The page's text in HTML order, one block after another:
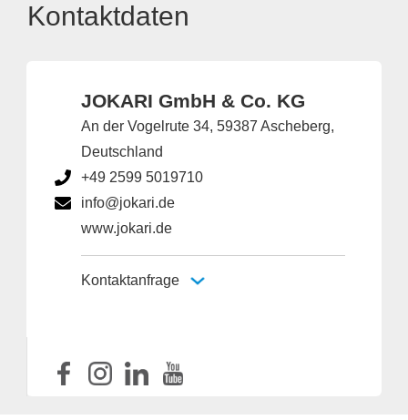
Kontaktdaten
JOKARI GmbH & Co. KG
An der Vogelrute 34, 59387 Ascheberg,
Deutschland
+49 2599 5019710
info@jokari.de
www.jokari.de
Kontaktanfrage